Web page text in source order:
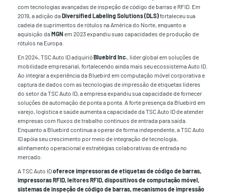
com tecnologias avançadas de inspeção de código de barras e RFID. Em
2019, a adição daDiversified Labeling Solutions (DLS)fortaleceu sua
cadeia de suprimentos de rótulos na América do Norte, enquanto a
aquisição daMGNem 2023 expandiu suas capacidades de produção de
rótulos na Europa.
En 2024, TSC Auto ID adquirióBluebird Inc., líder global em soluções de
mobilidade empresarial, fortalecendo ainda mais seu ecossistema Auto ID.
Ao integrar a experiência da Bluebird em computação móvel corporativa e
captura de dados com as tecnologias de impressão de etiquetas líderes
do setor da TSC Auto ID, a empresa expandiu sua capacidade de fornecer
soluções de automação de ponta a ponta. A forte presença da Bluebird em
varejo, logística e saúde aumenta a capacidade da TSC Auto ID de atender
empresas com fluxos de trabalho contínuos de entrada para saída.
Enquanto a Bluebird continua a operar de forma independente, a TSC Auto
ID apóia seu crescimento por meio de integração de tecnologia,
alinhamento operacional e estratégias colaborativas de entrada no
mercado.
A TSC Auto IDoferece impressoras de etiquetas de código de barras,
impressoras RFID, leitores RFID, dispositivos de computação móvel,
sistemas de inspeção de código de barras, mecanismos de impressão